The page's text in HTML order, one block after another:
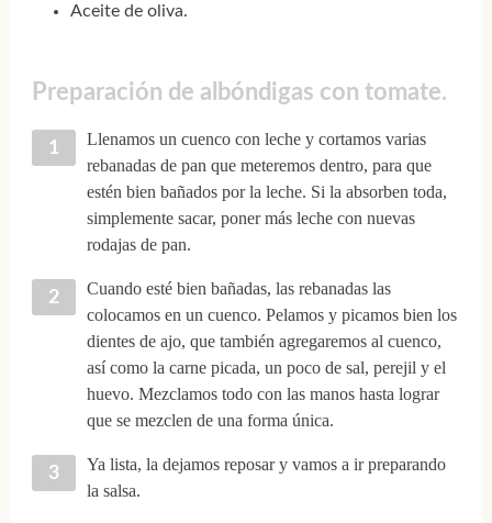
Aceite de oliva.
Preparación de albóndigas con tomate.
Llenamos un cuenco con leche y cortamos varias
rebanadas de pan que meteremos dentro, para que
estén bien bañados por la leche. Si la absorben toda,
simplemente sacar, poner más leche con nuevas
rodajas de pan.
Cuando esté bien bañadas, las rebanadas las
colocamos en un cuenco. Pelamos y picamos bien los
dientes de ajo, que también agregaremos al cuenco,
así como la carne picada, un poco de sal, perejil y el
huevo. Mezclamos todo con las manos hasta lograr
que se mezclen de una forma única.
Ya lista, la dejamos reposar y vamos a ir preparando
la salsa.